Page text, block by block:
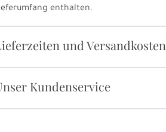
enthalten.
und Versandkosten
Kundenservice